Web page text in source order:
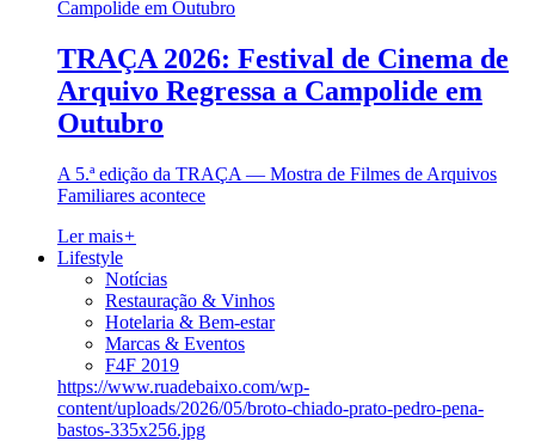
TRAÇA 2026: Festival de Cinema de
Arquivo Regressa a Campolide em
Outubro
A 5.ª edição da TRAÇA — Mostra de Filmes de Arquivos
Familiares acontece
Ler mais+
Lifestyle
Notícias
Restauração & Vinhos
Hotelaria & Bem-estar
Marcas & Eventos
F4F 2019
https://www.ruadebaixo.com/wp-
content/uploads/2026/05/broto-chiado-prato-pedro-pena-
bastos-335x256.jpg